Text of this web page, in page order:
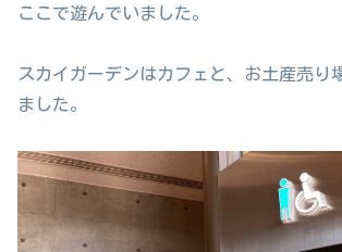
ここで遊んでいました。
スカイガーデンはカフェと、お土産売り
ました。